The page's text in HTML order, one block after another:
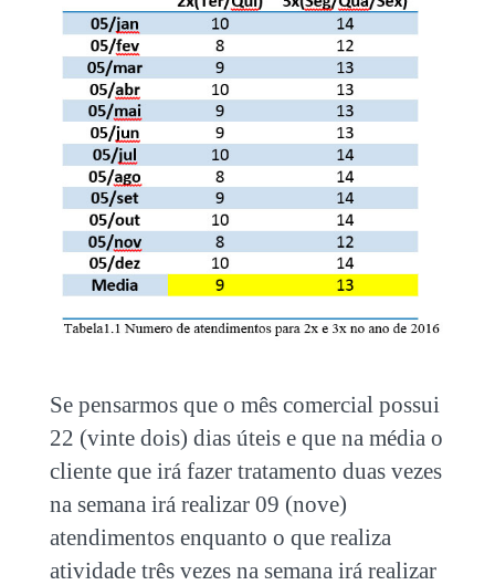
Se pensarmos que o mês comercial possui
22 (vinte dois) dias úteis e que na média o
cliente que irá fazer tratamento duas vezes
na semana irá realizar 09 (nove)
atendimentos enquanto o que realiza
atividade três vezes na semana irá realizar